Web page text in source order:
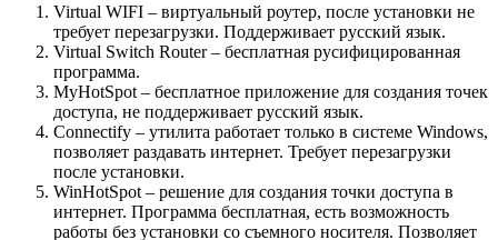
Virtual WIFI – виртуальный роутер, после установки не
требует перезагрузки. Поддерживает русский язык.
Virtual Switch Router – бесплатная русифицированная
программа.
MyHotSpot – бесплатное приложение для создания точек
доступа, не поддерживает русский язык.
Connectify – утилита работает только в системе Windows,
позволяет раздавать интернет. Требует перезагрузки
после установки.
WinHotSpot – решение для создания точки доступа в
интернет. Программа бесплатная, есть возможность
работы без установки со съемного носителя. Позволяет